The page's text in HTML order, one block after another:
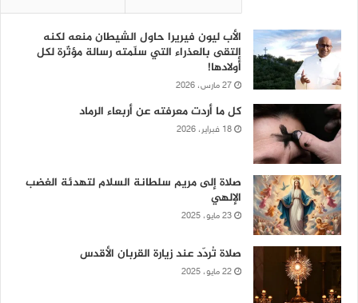
الأب ليون فيريرا حاول الشيطان منعه لكنه
إلتقى بالعذراء التي سلّمته رسالة مؤثّرة لكل
أولادها!
27 مارس، 2026
كل ما أردت معرفته عن أربعاء الرماد
18 فبراير، 2026
صلاة إلى مريم سلطانة السلام لتهدئة الغضب
الإلهي
23 مايو، 2025
صلاة تُردّد عند زيارة القربان الأقدس
22 مايو، 2025